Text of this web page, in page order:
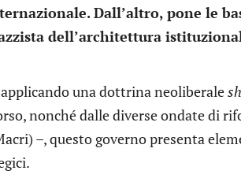
Dall’altro, pone le
dell’architettura
una dottrina neoliberale
nonché dalle diverse ondate di
–, questo governo presenta